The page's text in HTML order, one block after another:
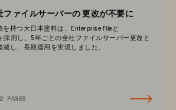
ファイルサーバーの 更改が不要に
持つ大日本塗料は、Enterprise Fileと
採用し、5年ごとの全社ファイルサーバー更改と
し、長期運用を実現しました。
2 PAGES